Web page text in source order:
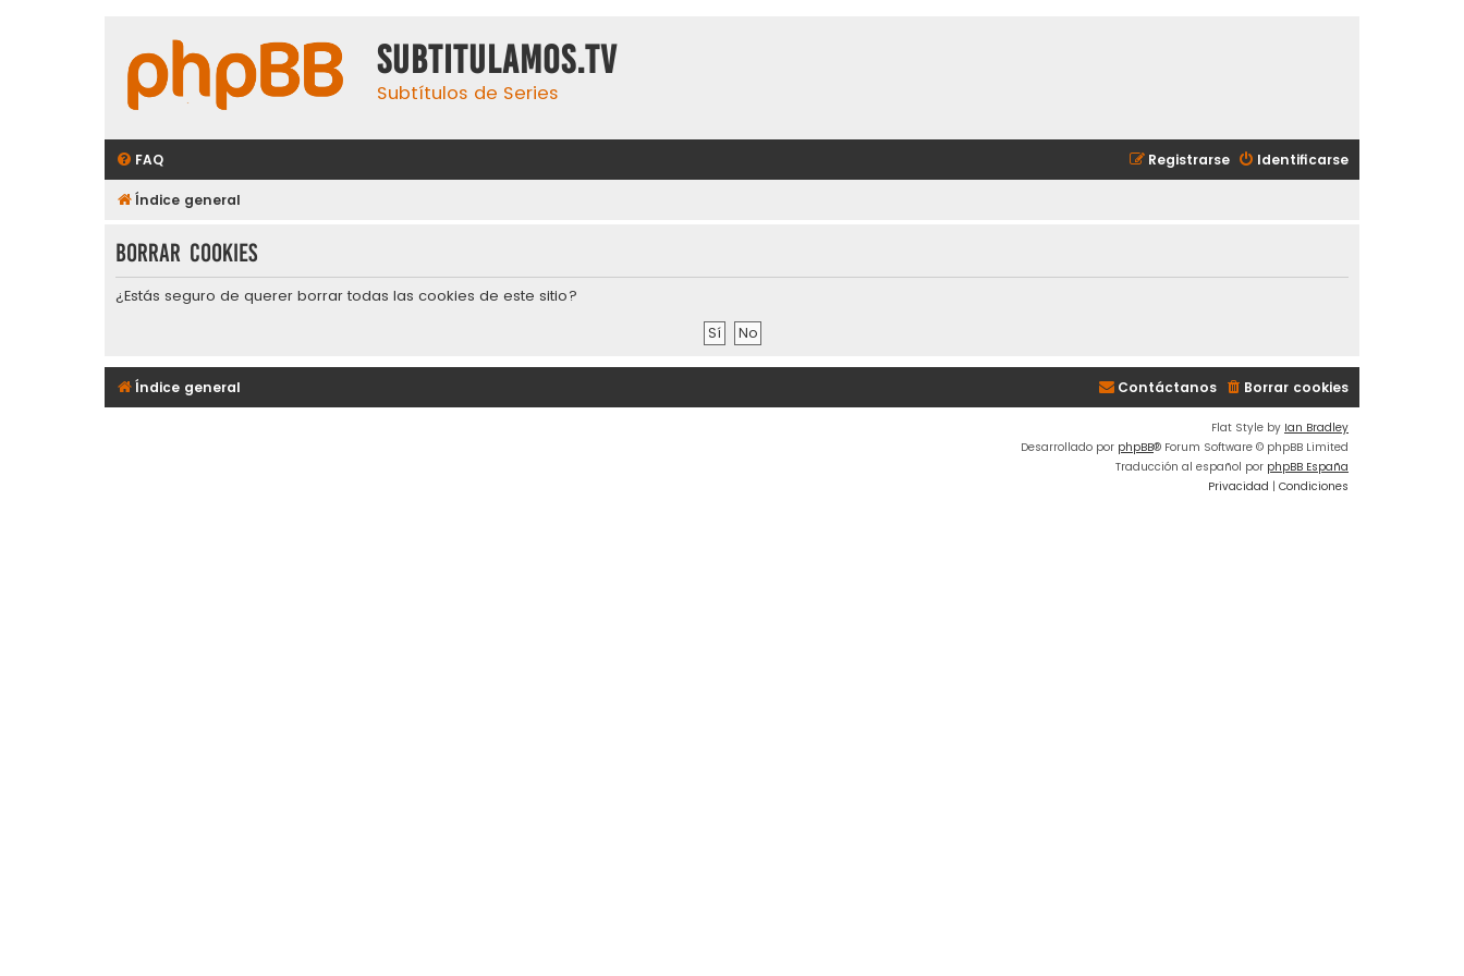
subtitulamos.tv
Subtítulos de Series
FAQ Identificarse
Registrarse
Índice general
Borrar cookies
¿Estás seguro de querer borrar todas las cookies de este sitio?
Índice general Borrar cookies
Contáctanos
Flat Style by Ian Bradley
Desarrollado por phpBB® Forum Software © phpBB Limited
Traducción al español por phpBB España
Privacidad | Condiciones